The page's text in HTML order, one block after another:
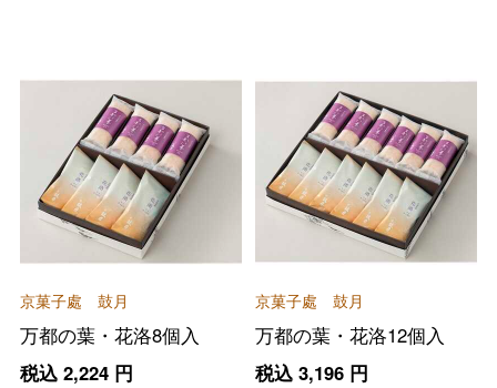
京菓子處 鼓月
万都の葉・花洛8個入
税込 2,224円
京菓子處 鼓月
万都の葉・花洛12個入
税込 3,196円